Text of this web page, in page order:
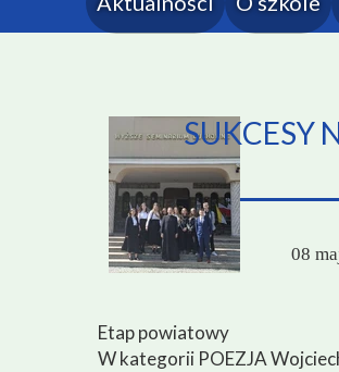
SUKCESY
08
Etap powiatowy
W kategorii POEZJA